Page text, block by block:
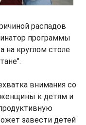
распадов
программы
круглом столе
внимания со
к детям и
завести детей